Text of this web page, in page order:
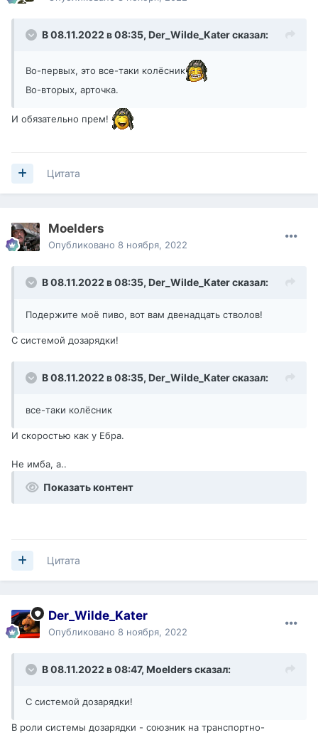
В 08.11.2022 в 08:35, Der_Wilde_Katerсказал:
Во-первых, это все-таки колёсник
Во-вторых, арточка.
И обязательно прем!
Цитата
Moelders
Опубликовано 8 ноября, 2022
В 08.11.2022 в 08:35, Der_Wilde_Katerсказал:
Подержите моё пиво, вот вам двенадцать стволов!
С системой дозарядки!
В 08.11.2022 в 08:35, Der_Wilde_Katerсказал:
все-таки колёсник
И скоростью как у Ебра.
Не имба, а..
Показать контент
Цитата
Der_Wilde_Kater
Опубликовано 8 ноября, 2022
В 08.11.2022 в 08:47, Moeldersсказал:
С системой дозарядки!
В роли системы дозарядки - союзник на транспортно-